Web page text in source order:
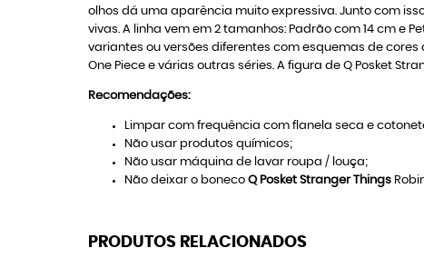
olhos dá uma aparência muito expressiva. Junto com
vivas. A linha vem em 2 tamanhos: Padrão com 14 cm e
variantes ou versões diferentes com esquemas de cores
One Piece e várias outras séries. A figura de Q Posket
Recomendações:
Limpar com frequência com flanela seca e
Não usar produtos químicos;
Não usar máquina de lavar roupa / louça;
Não deixar o boneco Q Posket Stranger Things
PRODUTOS RELACIONADOS